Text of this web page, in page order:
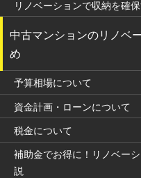
リノベーションで収納を確
中古マンションのリノベ
め
予算相場について
資金計画・ローンについて
税金について
補助金でお得に！リノベー
説